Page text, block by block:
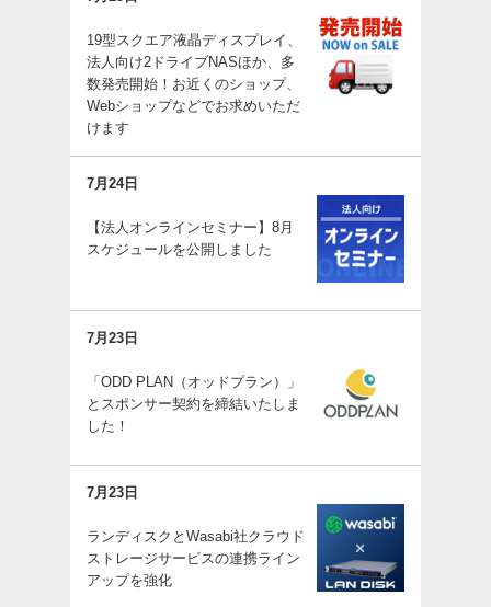
19型スクエア液晶ディスプレイ、
法人向け2ドライブNASほか、多
数発売開始！お近くのショップ、
Webショップなどでお求めいただ
けます
7月24日
【法人オンラインセミナー】8月
スケジュールを公開しました
7月23日
「ODD PLAN（オッドプラン）」
とスポンサー契約を締結いたしま
した！
7月23日
ランディスクとWasabi社クラウド
ストレージサービスの連携ライン
アップを強化